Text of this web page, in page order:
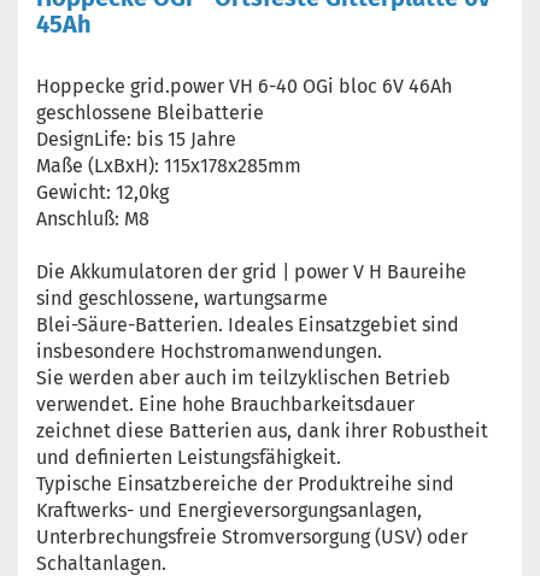
45Ah
Hoppecke grid.power VH 6-40 OGi bloc 6V 46Ah
geschlossene Bleibatterie
DesignLife: bis 15 Jahre
Maße (LxBxH): 115x178x285mm
Gewicht: 12,0kg
Anschluß: M8
Die Akkumulatoren der grid | power V H Baureihe
sind geschlossene, wartungsarme
Blei-Säure-Batterien. Ideales Einsatzgebiet sind
insbesondere Hochstromanwendungen.
Sie werden aber auch im teilzyklischen Betrieb
verwendet. Eine hohe Brauchbarkeitsdauer
zeichnet diese Batterien aus, dank ihrer Robustheit
und definierten Leistungsfähigkeit.
Typische Einsatzbereiche der Produktreihe sind
Kraftwerks- und Energieversorgungsanlagen,
Unterbrechungsfreie Stromversorgung (USV) oder
Schaltanlagen.